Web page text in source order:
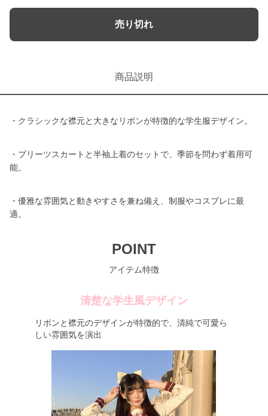
売り切れ
商品説明
・クラシックな襟元と大きなリボンが特徴的な学生服デザイン。
・プリーツスカートと半袖上着のセットで、季節を問わず着用可
能。
・優雅な雰囲気と動きやすさを兼ね備え、制服やコスプレに最
適。
POINT
アイテム特徴
清楚な学生風デザイン
リボンと襟元のデザインが特徴的で、清純で可愛ら
しい雰囲気を演出